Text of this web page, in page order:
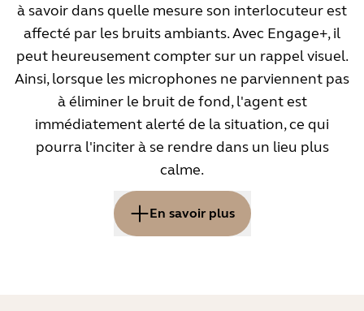
Ce que vous pouvez faire
Si vous êtes informé que le microphone est mal
placé, positionnez-le directement devant votre
bouche. Vous améliorez ainsi la qualité audio, en
particulier dans les environnements animés.
à savoir dans quelle mesure son interlocuteur est
affecté par les bruits ambiants. Avec Engage+, il
peut heureusement compter sur un rappel visuel.
Ainsi, lorsque les microphones ne parviennent pas
à éliminer le bruit de fond, l'agent est
immédiatement alerté de la situation, ce qui
pourra l'inciter à se rendre dans un lieu plus
calme.
En savoir plus